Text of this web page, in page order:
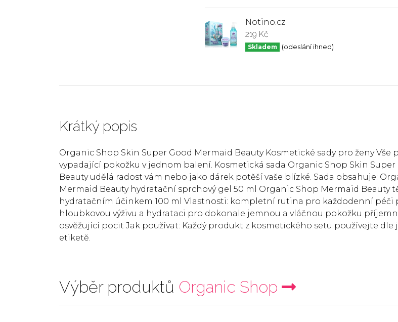
Notino.cz
219 Kč
Skladem (odeslání ihned)
Krátký popis
Organic Shop Skin Super Good Mermaid Beauty Kosmetické sady pro ženy Vše
vypadající pokožku v jednom balení. Kosmetická sada Organic Shop Skin Super
Beauty udělá radost vám nebo jako dárek potěší vaše blízké. Sada obsahuje:
Mermaid Beauty hydratační sprchový gel 50 ml Organic Shop Mermaid Beauty
hydratačním účinkem 100 ml Vlastnosti: kompletní rutina pro každodenní péči
hloubkovou výživu a hydrataci pro dokonale jemnou a vláčnou pokožku
osvěžující pocit Jak používat: Každý produkt z kosmetického setu používejte dle
etiketě.
Výběr produktů Organic Shop